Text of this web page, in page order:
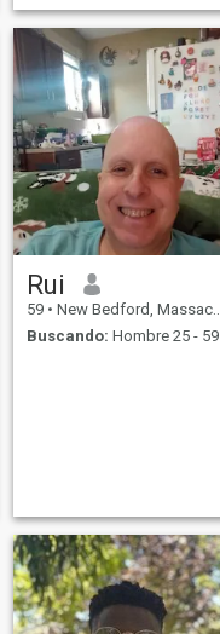
Rui
59 • New Bedford, Massachusetts, Estados Unidos
Buscando: Hombre 25 - 59